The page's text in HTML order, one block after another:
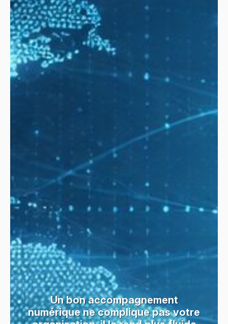
Un bon accompagnement
numérique ne complique pas votre